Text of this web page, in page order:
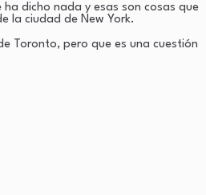
dicho nada y esas son cosas que
la ciudad de New York.
Toronto, pero que es una cuestión